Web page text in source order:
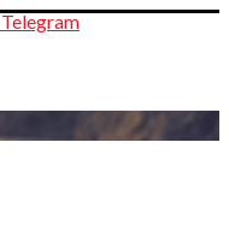
Telegram